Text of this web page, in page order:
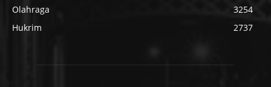
Olahraga
3254
Hukrim
2737